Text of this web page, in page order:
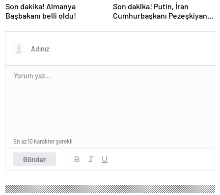
Son dakika! Almanya
Başbakanı belli oldu!
Son dakika! Putin, İran
Cumhurbaşkanı Pezeşkiyan
Gönder
En az 10 karakter gerekli